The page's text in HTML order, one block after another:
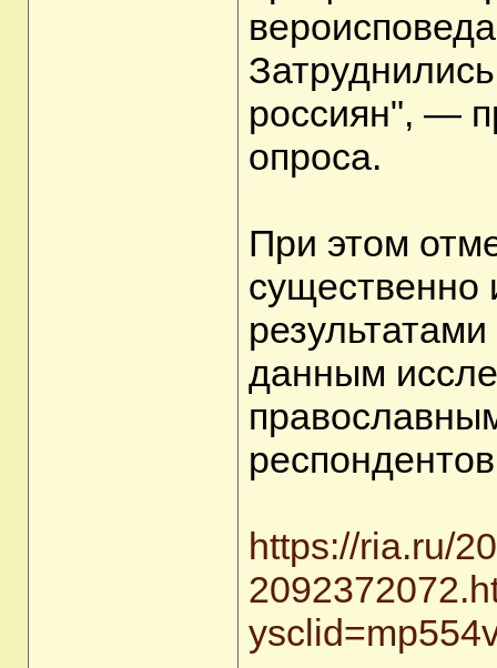
россиян", —
опроса.
При этом
существенно
данным
https://ria.ru/